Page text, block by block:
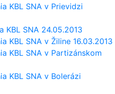
KBL SNA v Prievidzi
KBL SNA 24.05.2013
KBL SNA v Žiline 16.03.2013
KBL SNA v Partizánskom
KBL SNA v Bolerázi